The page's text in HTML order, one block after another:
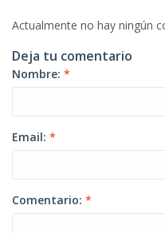
Actualmente no hay ningún
Deja tu comentario
Nombre: *
Email: *
Comentario: *